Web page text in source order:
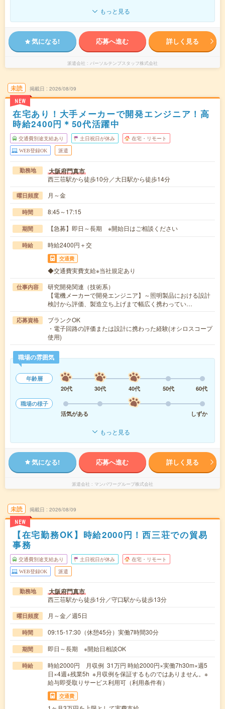
もっと見る
気になる! 応募へ進む 詳しく見る
派遣会社 パーソルテンプスタッフ株式会社
未読
NEW
掲載日 2026/08/09
在宅あり！大手メーカーで開発エンジニア！高
時給2400円＊50代活躍中
交通費別途支給あり 土日祝日が休み 在宅・リモート
WEB登録OK 派遣
勤務地 大阪府門真市
西三荘駅から徒歩10分／大日駅から徒歩14分
曜日頻度 月～金
時間 8:45～17:15
期間 【急募】即日～長期 ※開始日はご相談ください
時給 時給2400円＋交
交通費
◆交通費実費支給※当社規定あり
仕事内容
研究開発関連（技術系）
【電機メーカーで開発エンジニア】～照明製品における設計
検討から評価、製造立ち上げまで幅広く携わってい…
応募資格
ブランクOK
・電子回路の評価または設計に携わった経験(オシロスコープ
使用)
職場の雰囲気
年齢層
20代
30代 40代 50代
60代
職場の様子
活気がある
しずか
もっと見る
気になる! 応募へ進む 詳しく見る
派遣会社 マンパワーグループ株式会社
未読
NEW
掲載日 2026/08/09
【在宅勤務OK】時給2000円！西三荘での貿易
事務
交通費別途支給あり 土日祝日が休み 在宅・リモート
WEB登録OK 派遣
勤務地 大阪府門真市
西三荘駅から徒歩1分／守口駅から徒歩13分
曜日頻度 月～金／週5日
時間 09:15-17:30（休憩45分）実働7時間30分
期間 即日～長期 ※開始日相談OK
時給
時給2000円 月収例 31万円 時給2000円×実働7h30m×週5
日×4週+残業5h ※月収例を保証するものではありません。※
給与即受取りサービス利用可（利用条件有）
交通費